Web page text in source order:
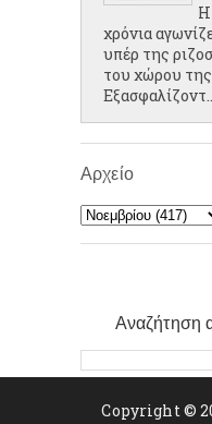
Η
χρόνια
υπέρ της
του χώρου
Εξασφαλίζοντ...
Αρχείο
Αναζήτηση
Copyright ©